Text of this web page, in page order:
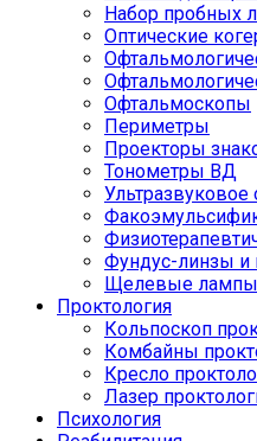
Набор пробных
Оптические
Офтальмоскопы
Периметры
Проекторы
Тонометры ВД
Фундус-линзы и
Щелевые лампы
Проктология
Кольпоскоп
Комбайны
Кресло
Лазер
Психология